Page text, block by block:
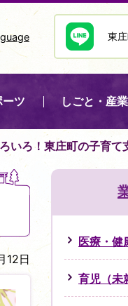
東
ツ しごと・産業
ろいろ！東庄町の子育て
12日
医療・健
育児（未